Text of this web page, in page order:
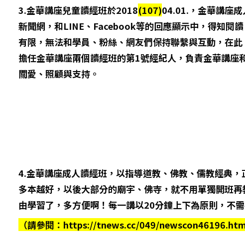
3.金華講座兒童讀經班於2018(107)04.01.，金華講座
新聞網，和LINE、Facebook等的回應顯示中，得知閱
有限，無法和學員、粉絲、網友們保持聯繫與互動，在
擔任金華講座兩個讀經班的第1號經紀人，負責金華講
關愛、照顧與支持。
4.金華講座成人讀經班，以指導道教、佛教、儒教經典
多本越好，以後大部分的廟宇、佛寺，就不用單獨開班
由學習了，多方便啊！每一講以20分鐘上下為原則，不
（請參閱：https://tnews.cc/049/newscon46196.htm